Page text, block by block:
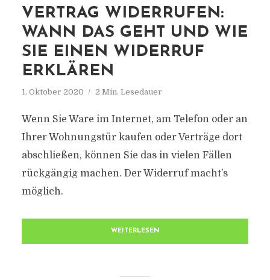
VERTRAG WIDERRUFEN:
WANN DAS GEHT UND WIE
SIE EINEN WIDERRUF
ERKLÄREN
1. Oktober 2020 2 Min. Lesedauer
Wenn Sie Ware im Internet, am Telefon oder an
Ihrer Wohnungstür kaufen oder Verträge dort
abschließen, können Sie das in vielen Fällen
rückgängig machen. Der Widerruf macht’s
möglich.
WEITERLESEN